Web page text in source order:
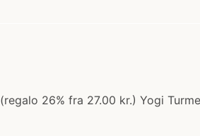
26% fra 27.00 kr.) Yogi